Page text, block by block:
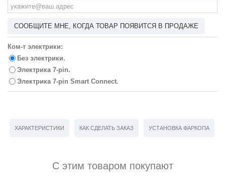
СООБЩИТЕ МНЕ, КОГДА ТОВАР ПОЯВИТСЯ В ПРОДАЖЕ
Ком-т электрики:
Без электрики.
Электрика 7-pin.
Электрика 7-pin Smart Connect.
ХАРАКТЕРИСТИКИ КАК СДЕЛАТЬ ЗАКАЗ УСТАНОВКА ФАРКОПА
С этим товаром покупают